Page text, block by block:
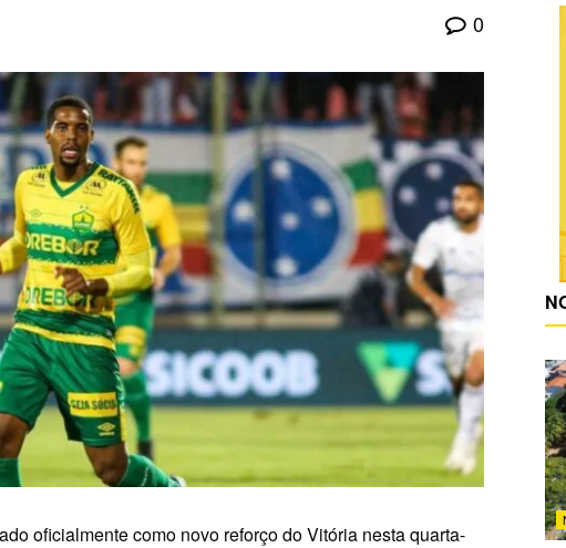
0
oficialmente como novo reforço do Vitória nesta quarta-